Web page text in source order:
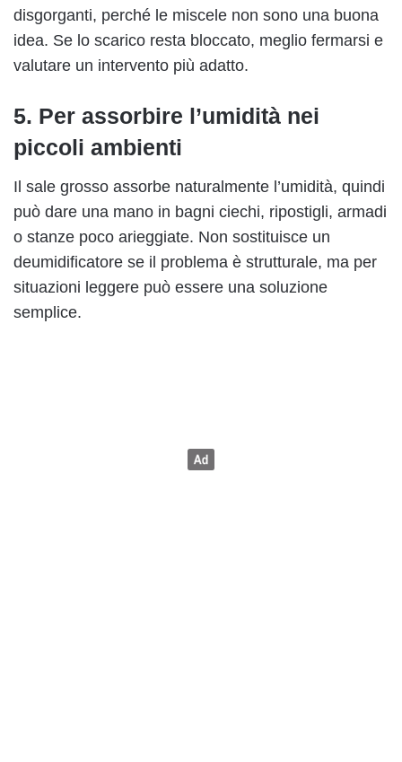
disgorganti, perché le miscele non sono una buona
idea. Se lo scarico resta bloccato, meglio fermarsi e
valutare un intervento più adatto.
5. Per assorbire l’umidità nei
piccoli ambienti
Il sale grosso assorbe naturalmente l’umidità, quindi
può dare una mano in bagni ciechi, ripostigli, armadi
o stanze poco arieggiate. Non sostituisce un
deumidificatore se il problema è strutturale, ma per
situazioni leggere può essere una soluzione
semplice.